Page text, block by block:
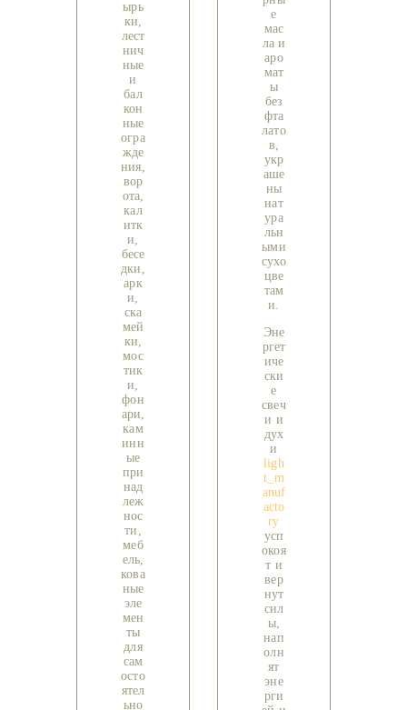
ырь
ки,
лест
нич
ные
и
бал
кон
ные
огра
жде
ния,
вор
ота,
кал
итк
и,
бесе
дки,
арк
и,
ска
мей
ки,
мос
тик
и,
фон
ари,
кам
инн
ые
при
над
леж
нос
ти,
меб
ель,
кова
ные
эле
мен
ты
для
сам
осто
ятел
ьно
е
мас
ла и
аро
мат
ы
без
фта
лато
в,
укр
аше
ны
нат
ура
льн
ыми
сухо
цве
там
и.
Эне
ргет
иче
ски
е
свеч
и и
дух
и
ligh
t_m
anuf
acto
ry
усп
окоя
т и
вер
нут
сил
ы,
нап
олн
ят
эне
рги